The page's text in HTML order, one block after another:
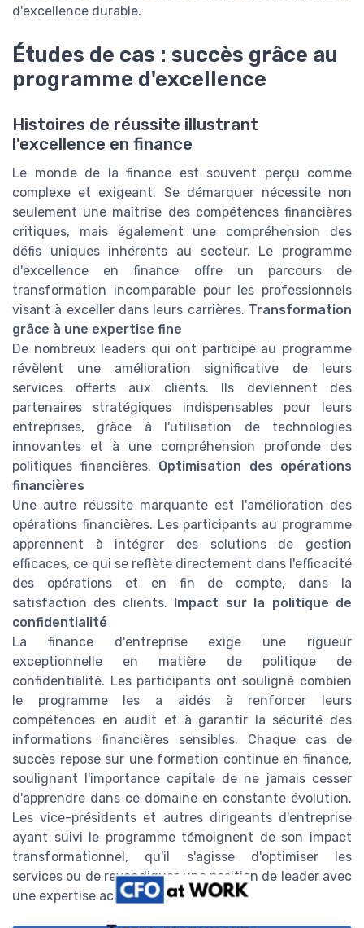
d'excellence durable.
Études de cas : succès grâce au
programme d'excellence
Histoires de réussite illustrant
l'excellence en finance
Le monde de la finance est souvent perçu comme
complexe et exigeant. Se démarquer nécessite non
seulement une maîtrise des compétences financières
critiques, mais également une compréhension des
défis uniques inhérents au secteur. Le programme
d'excellence en finance offre un parcours de
transformation incomparable pour les professionnels
visant à exceller dans leurs carrières. Transformation
grâce à une expertise fine
De nombreux leaders qui ont participé au programme
révèlent une amélioration significative de leurs
services offerts aux clients. Ils deviennent des
partenaires stratégiques indispensables pour leurs
entreprises, grâce à l'utilisation de technologies
innovantes et à une compréhension profonde des
politiques financières. Optimisation des opérations
financières
Une autre réussite marquante est l'amélioration des
opérations financières. Les participants au programme
apprennent à intégrer des solutions de gestion
efficaces, ce qui se reflète directement dans l'efficacité
des opérations et en fin de compte, dans la
satisfaction des clients. Impact sur la politique de
confidentialité
La finance d'entreprise exige une rigueur
exceptionnelle en matière de politique de
confidentialité. Les participants ont souligné combien
le programme les a aidés à renforcer leurs
compétences en audit et à garantir la sécurité des
informations financières sensibles. Chaque cas de
succès repose sur une formation continue en finance,
soulignant l'importance capitale de ne jamais cesser
d'apprendre dans ce domaine en constante évolution.
Les vice-présidents et autres dirigeants d'entreprise
ayant suivi le programme témoignent de son impact
transformationnel, qu'il s'agisse d'optimiser les
services ou de revendiquer une position de leader avec
une expertise accrue.